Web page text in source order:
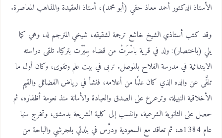
الأستاذ الدكتور أحمد معاذ حقي (أبو محمد)، أستاذ العقيدة والمذاهب المعاصرة.
وقد كتب أستاذي الشيخ خاشع ترجمة لشقيقه، شيخي المترجم له، وهي كما
يلي (باختصار): ولد في قرية باسْرَتْ من قضاء سِيْرْت بتركيا. تلقى دراسته
الابتدائية في مدرسة الفلاح بالموصل. تربى في بيت علم وتقوى، وكان أول ما
تلقَّى عن والده الذي كان علمًا من أعلامه، فنشأ في رياض الفضائل والقيم
الأخلاقية النبيلة، وترعرع على الصدق والعبادة والأمانة منذ نعومة أظفاره، ثم
حصل على الثانوية الشرعية، وانتسب إلى كلية الشريعة بدمشق، وتخرج منها
عام 1384هـ، ثم تعاقد مع السعودية ودرَّس في بلدتي بلجرشي والباحة من